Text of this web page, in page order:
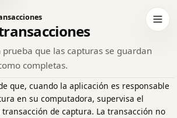
Abrir
que las capturas se guardan
completas.
que, cuando la aplicación es responsable
en su computadora, supervisa el
de captura. La transacción no